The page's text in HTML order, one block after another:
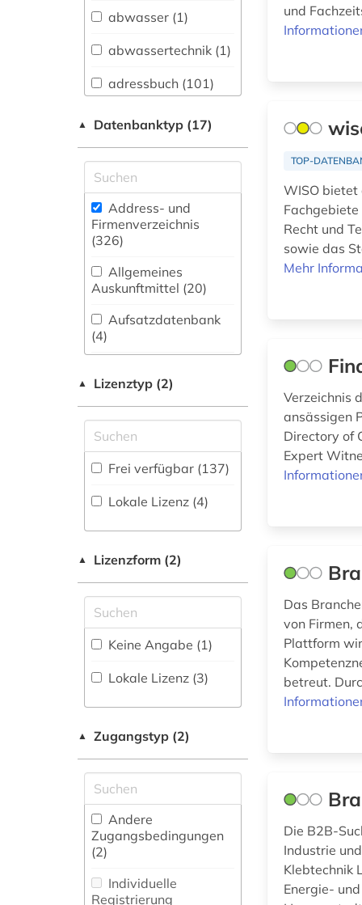
Sprachen und
Literaturen (2)
Anglistik.
Amerikanistik (0)
Vermessungswesen
(11)
Biologie,
Biotechnologie (4)
Buch- und
Bibliothekswesen,
Informationswissenschaft
(18)
Elektrotechnik,
Elektronik,
Nachrichtentechnik (3)
Energietechnik (2)
Ethnologie (0)
Gender Studies (0)
Geographie (1)
Geowissenschaften
(1)
Germanistik.
Niederlandistik.
Skandinavistik (3)
Geschichte (17)
Geschichte der
Bildungswesens (0)
Gesundheitswissenschaften
(1)
Klassische
abwasser (1)
abwassertechnik (1)
adressbuch (101)
adresse (10)
adressen (2)
adressensammlung
(1)
adressenverzeichnis
(1)
adressverzeichnis
(33)
adreßbuch (8)
afrika (2)
agentur (1)
agrarkultur (1)
amt (1)
anlagenbau (1)
anschrift (1)
antiquitätenhändler
(1)
anwaltspraxis (1)
anwaltsverzeichnis
(1)
aquarell (1)
arbeiten auf papier
arbeitgeberverband
▲ Datenbanktyp (17)
Address- und
Firmenverzeichnis
(326)
Allgemeines
Auskunftmittel (20)
Aufsatzdatenbank
(4)
(3)
Datenbank (10
Buchhandelsverzeichnis
(1
Disziplinäre
(0)
Repositorien (0
Fachbibliographie
(4
Faktendatenbank
National-,
Sammlung Nicht-
Textueller-Materialien
(3 )
Volltextdatenbank
▲ Lizenztyp (2)
Frei verfügbar (137)
Lokale Lizenz (4)
▲ Lizenzform (2)
Keine Angabe (1)
Lokale Lizenz (3)
▲ Zugangstyp (2)
Andere
Zugangsbedingungen
(2)
Individuelle
Registrierung
und
TOP-
WISO bietet
Recht und
sowie das
Mehr
Verzeichnis
ansässigen
Directory of
Expert
Das
von Firmen,
Plattform
betreut.
Die B2B-
Industrie
Klebtechnik
Energie-